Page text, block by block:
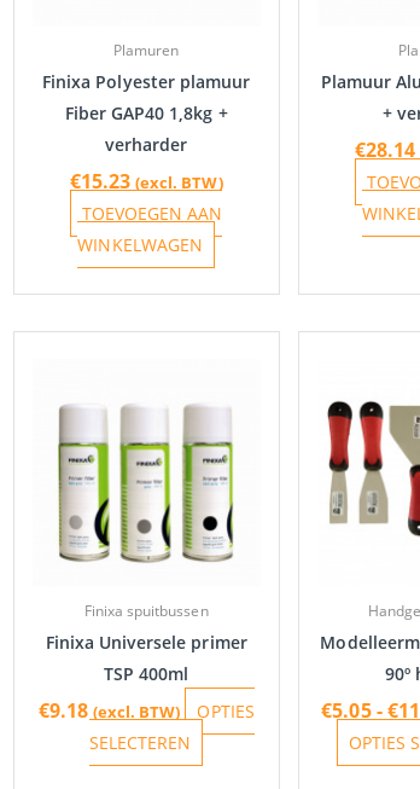
Plamuren
Finixa Polyester plamuur
Fiber GAP40 1,8kg +
verharder
€15.23 (excl. BTW)
TOEVOEGEN AAN
WINKELWAGEN
Plamuur
+
€28.14
Finixa spuitbussen
Finixa Universele primer
TSP 400ml
€9.18 (excl. BTW)
OPTIES
SELECTEREN
heeft
meerdere
variaties.
Deze
optie
kan
de
productpagina
90º
€5.05 -€
OPTIES